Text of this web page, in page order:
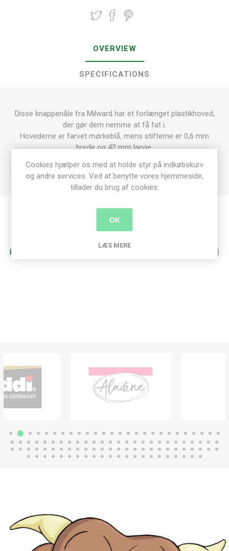
OVERVIEW
SPECIFICATIONS
Disse knappenåle fra Milward har et forlænget plastikhoved,
der gør dem nemme at få fat i.
Hovederne er farvet mørkeblå, mens stifterne er 0,6 mm
brede og 42 mm lange.
Milwards emballage er 100 % plastikfri og fuldt genanvendelig.
Produkt tags
knappenåle (3)
Cookies hjælper os med at holde styr på indkøbskurv
og andre services. Ved at benytte vores hjemmeside,
tillader du brug af cookies.
OK
LÆS MERE